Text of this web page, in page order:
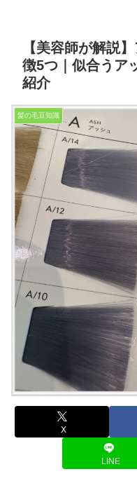
【美容師が解説
徴5つ｜似合うア
紹介
髪の毛豆知識
X
LINE